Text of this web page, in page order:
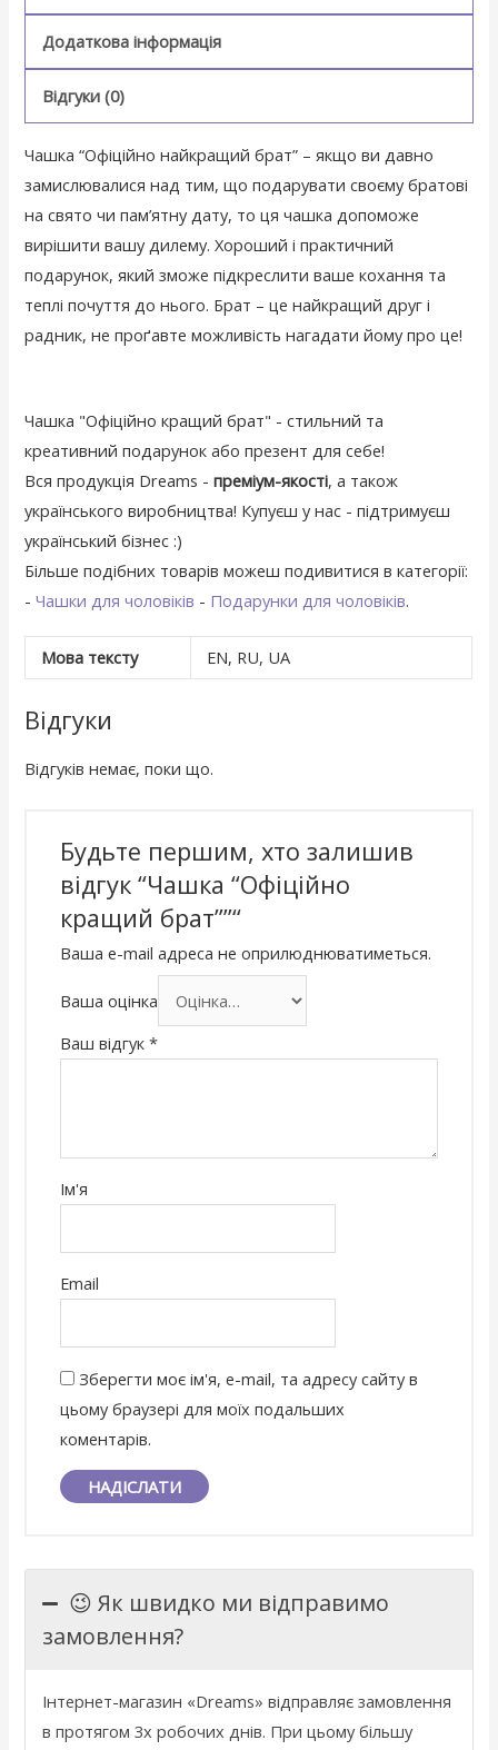
Додаткова інформація
Відгуки (0)
Чашка “Офіційно найкращий брат” – якщо ви давно
замислювалися над тим, що подарувати своєму братові
на свято чи пам’ятну дату, то ця чашка допоможе
вирішити вашу дилему. Хороший і практичний
подарунок, який зможе підкреслити ваше кохання та
теплі почуття до нього. Брат – це найкращий друг і
радник, не проґавте можливість нагадати йому про це!
Чашка "Офіційно кращий брат" - стильний та
креативний подарунок або презент для себе!
Вся продукція Dreams -преміум-якості, а також
українського виробництва! Купуєш у нас - підтримуєш
український бізнес :)
Більше подібних товарів можеш подивитися в категорії:
-Чашки для чоловіків - Подарунки для чоловіків.
Мова тексту EN, RU, UA
Відгуки
Відгуків немає, поки що.
Будьте першим, хто залишив
відгук “Чашка “Офіційно
кращий брат””“
Ваша e-mail адреса не оприлюднюватиметься.
Ваша оцінка
Ваш відгук *
Ім'я
Email
Зберегти моє ім'я, e-mail, та адресу сайту в
цьому браузері для моїх подальших
коментарів.
😉 Як швидко ми відправимо
замовлення?
Інтернет-магазин «Dreams» відправляє замовлення
в протягом 3х робочих днів. При цьому більшу